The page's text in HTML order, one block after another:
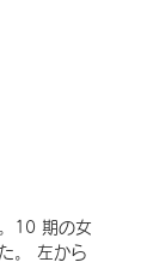
10 期の女
。 左から